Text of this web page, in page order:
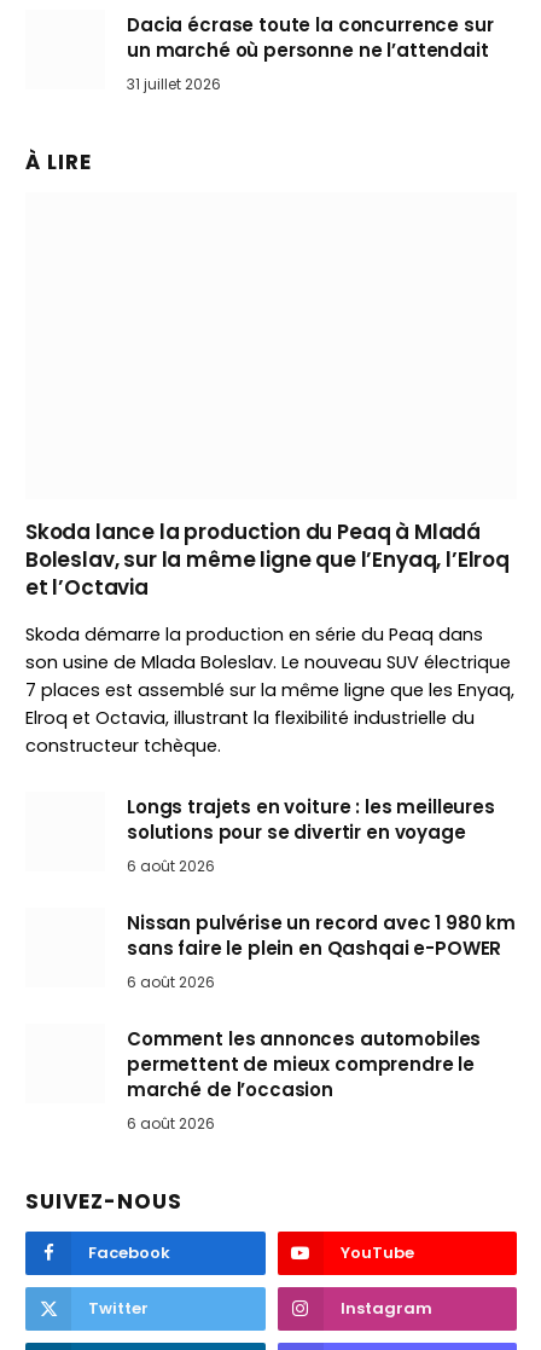
Dacia écrase toute la concurrence sur
un marché où personne ne l’attendait
31 juillet 2026
À LIRE
Skoda lance la production du Peaq à Mladá
Boleslav, sur la même ligne que l’Enyaq, l’Elroq
et l’Octavia
Skoda démarre la production en série du Peaq dans
son usine de Mlada Boleslav. Le nouveau SUV électrique
7 places est assemblé sur la même ligne que les Enyaq,
Elroq et Octavia, illustrant la flexibilité industrielle du
constructeur tchèque.
Longs trajets en voiture : les meilleures
solutions pour se divertir en voyage
6 août 2026
Nissan pulvérise un record avec 1 980 km
sans faire le plein en Qashqai e-POWER
6 août 2026
Comment les annonces automobiles
permettent de mieux comprendre le
marché de l’occasion
6 août 2026
SUIVEZ-NOUS
Facebook YouTube
Twitter Instagram